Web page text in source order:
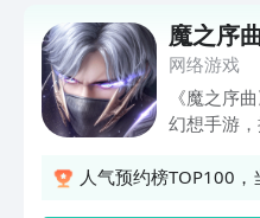
魔之序
网络游戏
《魔之序
幻想手游
魔幻世界。
人气预约榜TOP100